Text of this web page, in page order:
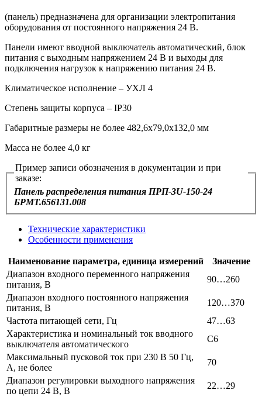
(панель) предназначена для организации электропитания
оборудования от постоянного напряжения 24 В.
Панели имеют вводной выключатель автоматический, блок
питания с выходным напряжением 24 В и выходы для
подключения нагрузок к напряжению питания 24 В.
Климатическое исполнение – УХЛ 4
Степень защиты корпуса – IP30
Габаритные размеры не более 482,6х79,0х132,0 мм
Масса не более 4,0 кг
Пример записи обозначения в документации и при
заказе:
Панель распределения питания ПРП-3U-150-24
БРМТ.656131.008
Технические характеристики
Особенности применения
Наименование параметра, единица измерений
Значение
Диапазон входного переменного напряжения
питания, В
90…260
Диапазон входного постоянного напряжения
питания, В
120…370
Частота питающей сети, Гц
47…63
Характеристика и номинальный ток вводного
выключателя автоматического
C6
Максимальный пусковой ток при 230 В 50 Гц,
А, не более
70
Диапазон регулировки выходного напряжения
по цепи 24 В, В
22…29